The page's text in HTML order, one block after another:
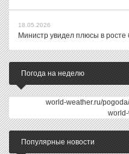
18.05.2026
Министр увидел плюсы в росте
Погода на неделю
world-weather.ru/
Популярные новости